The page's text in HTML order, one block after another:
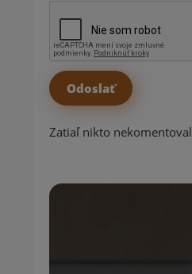
Zatiaľ nikto nekomentoval